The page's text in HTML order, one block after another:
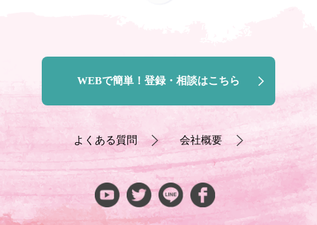
WEBで簡単！登録・相談はこちら
よくある質問 会社概要